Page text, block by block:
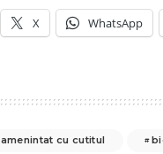
X WhatsApp
amenintat cu cutitul